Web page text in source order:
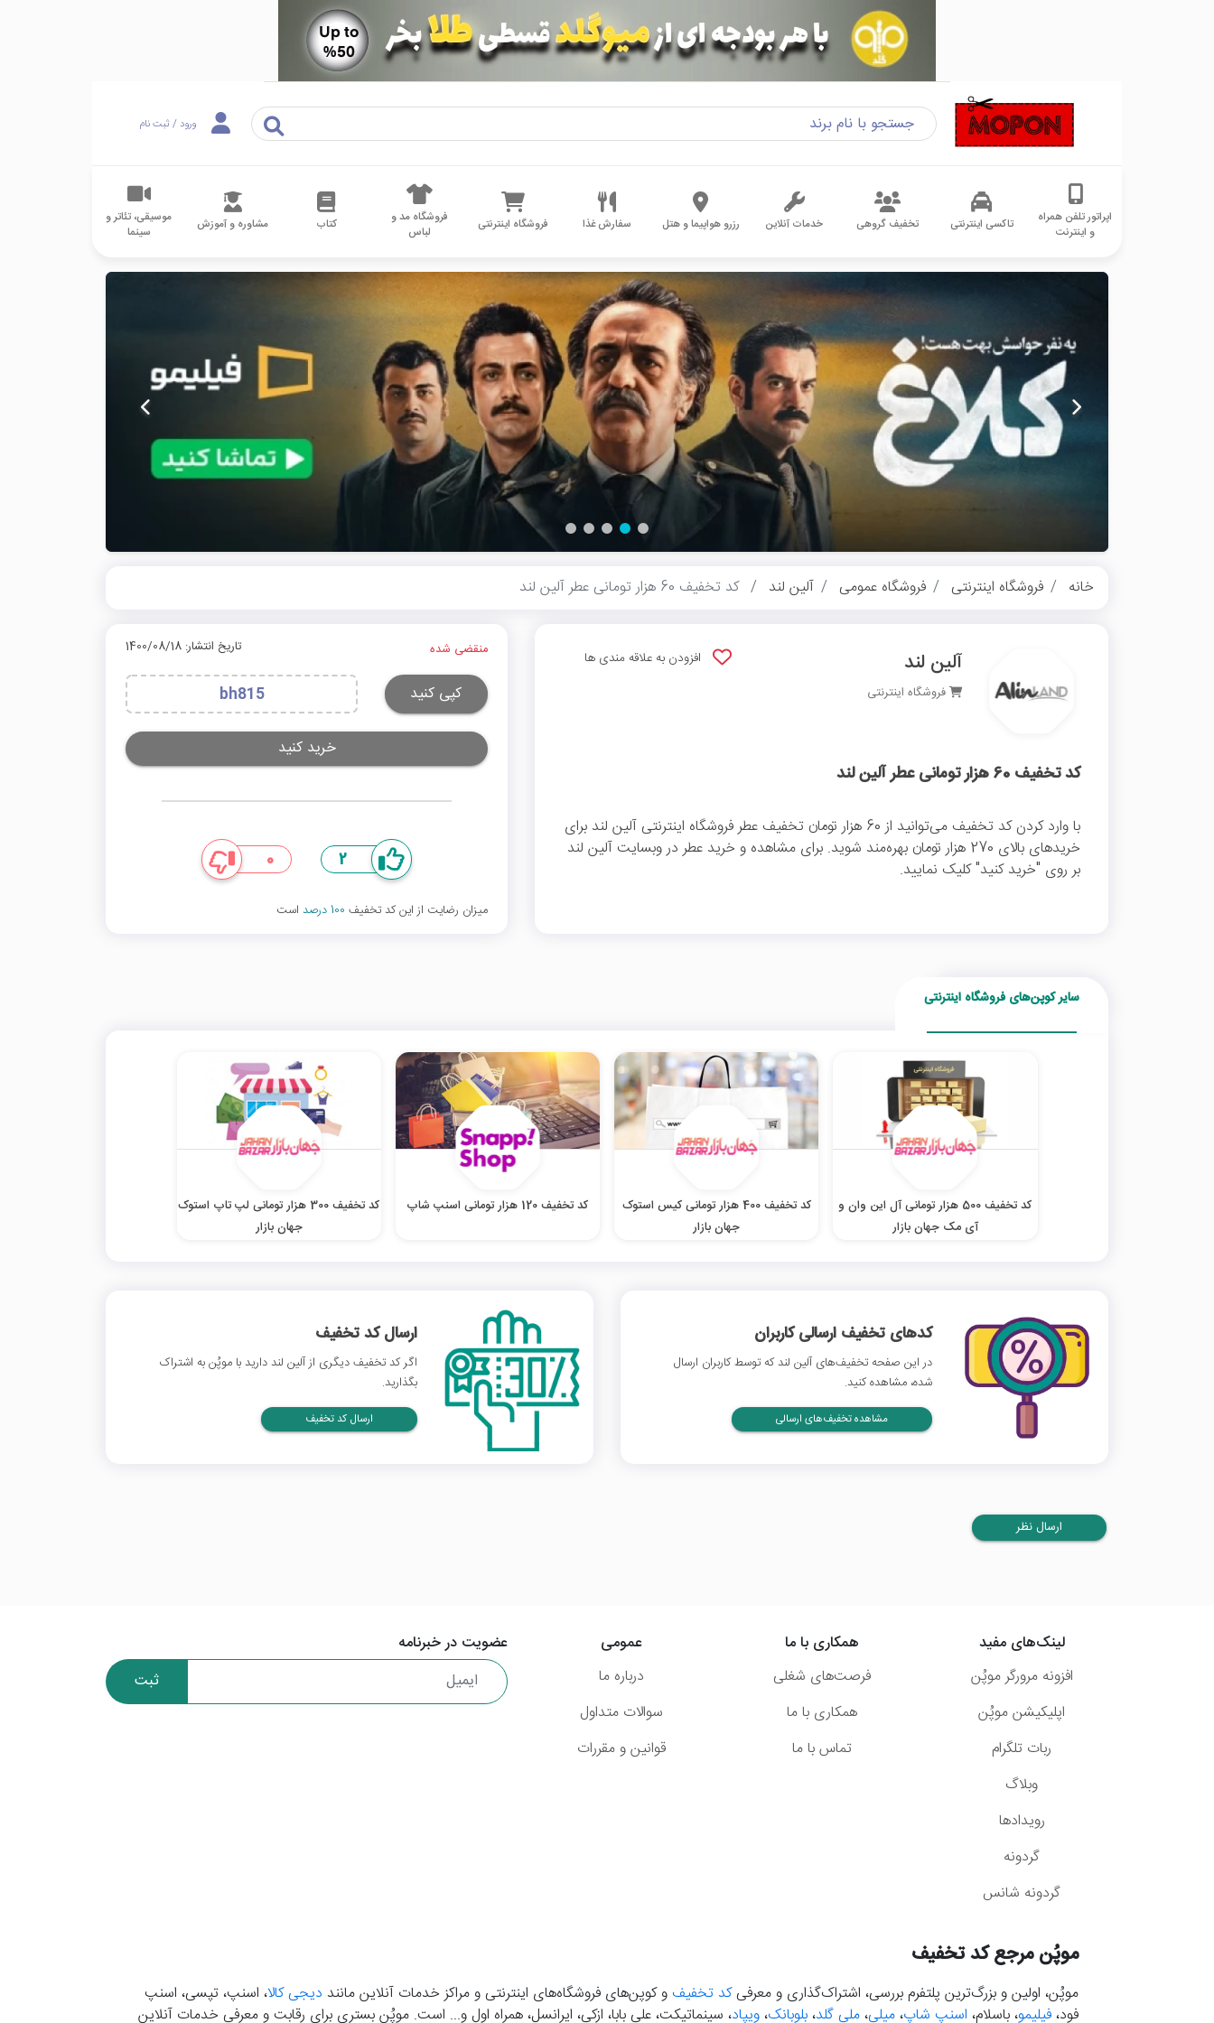
ورود / ثبت نام
اپراتور تلفن همراه
و اینترنت
تاکسی اینترنتی تخفیف گروهی خدمات آنلاین رزرو هواپیما و هتل سفارش غذا فروشگاه اینترنتی
فروشگاه مد و
لباس
کتاب مشاوره و آموزش
موسیقی، تئاتر و
سینما
خانه فروشگاه اینترنتی فروشگاه عمومی آلین لند کد تخفیف 60 هزار تومانی عطر آلین لند
آلین لند
فروشگاه اینترنتی
افزودن به علاقه مندی ها
کد تخفیف 60 هزار تومانی عطر آلین لند
با وارد کردن کد تخفیف می‌توانید از 60 هزار تومان تخفیف عطر فروشگاه اینترنتی آلین لند برای
خریدهای بالای 270 هزار تومان بهره‌مند شوید. برای مشاهده و خرید عطر در وبسایت آلین لند
بر روی "خرید کنید" کلیک نمایید.
منقضی شده تاریخ انتشار: 1400/08/18
کپی کنید bh815
خرید کنید
2
0
میزان رضایت از این کد تخفیف 100 درصد است
سایر کوپن‌های فروشگاه اینترنتی
کد تخفیف 500 هزار تومانی آل این وان و
آی مک جهان بازار
کد تخفیف 400 هزار تومانی کیس استوک
جهان بازار
کد تخفیف 120 هزار تومانی اسنپ شاپ
کد تخفیف 300 هزار تومانی لپ تاپ استوک
جهان بازار
کدهای تخفیف ارسالی کاربران
در این صفحه تخفیف‌های آلین لند که توسط کاربران ارسال
شده، مشاهده کنید.
مشاهده تخفیف‌های ارسالی
ارسال کد تخفیف
اگر کد تخفیف دیگری از آلین لند دارید با موپُن به اشتراک
بگذارید.
ارسال کد تخفیف
ارسال نظر
عضویت در خبرنامه
ثبت
لینک‌های مفید
افزونه مرورگر موپُن
اپلیکیشن موپُن
ربات تلگرام
وبلاگ
رویدادها
گردونه
گردونه شانس
همکاری با ما
فرصت‌های شغلی
همکاری با ما
تماس با ما
عمومی
درباره ما
سوالات متداول
قوانین و مقررات
موپُن مرجع کد تخفیف
موپُن، اولین و بزرگ‌ترین پلتفرم بررسی، اشتراک‌گذاری و معرفیکد تخفیفو کوپن‌های فروشگاه‌های اینترنتی و مراکز خدمات آنلاین مانند دیجی کالا، اسنپ، تپسی، اسنپ
فود، فیلیمو، باسلام، اسنپ شاپ، میلی، ملی گلد، بلوبانک، ویپاد، سینماتیکت، علی بابا، ازکی، ایرانسل، همراه اول و... است. موپُن بستری برای رقابت و معرفی خدمات آنلاین